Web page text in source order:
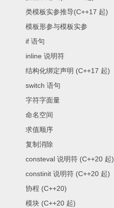
类模板实参推导(C++17 起)
模板形参与模板实参
if 语句
inline 说明符
结构化绑定声明 (C++17 起)
switch 语句
字符字面量
命名空间
求值顺序
复制消除
consteval 说明符 (C++20 起)
constinit 说明符 (C++20 起)
协程 (C++20)
模块 (C++20 起)